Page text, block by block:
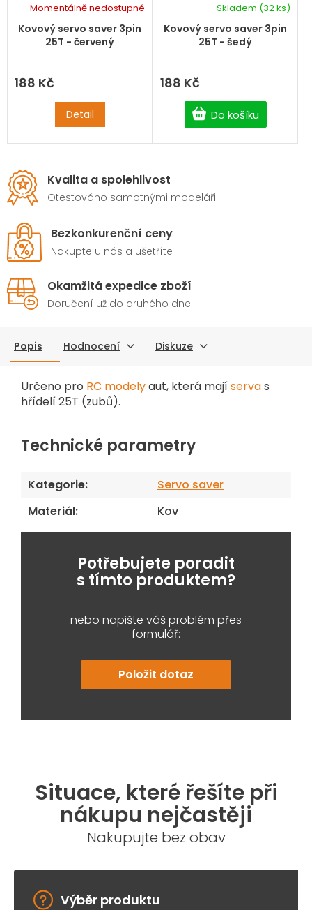
Kovový servo saver 3pin
25T - červený
Momentálně nedostupné
188 Kč
Detail
Kovový servo saver 3pin
25T - šedý
Skladem (32 ks)
188 Kč
Do košíku
Kvalita a spolehlivost
Otestováno samotnými modeláři
Bezkonkurenční ceny
Nakupte u nás a ušetříte
Okamžitá expedice zboží
Doručení už do druhého dne
Popis Hodnocení Diskuze
Určeno pro RC modelyaut, která majíservas
hřídelí 25T (zubů).
Technické parametry
Kategorie:
Servo saver
Materiál: Kov
Potřebujete poradit
s tímto produktem?
nebo napište váš problém přes
formulář:
Položit dotaz
Situace, které řešíte při
nákupu nejčastěji
Nakupujte bez obav
Výběr produktu